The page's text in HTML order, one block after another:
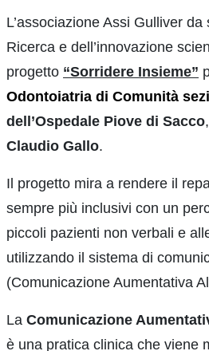
L’associazione Assi Gulliver
Ricerca e dell’innovazione
progetto “Sorridere Insieme”
Odontoiatria di Comunità
dell’Ospedale Piove di Sacco
Claudio Gallo.
Il progetto mira a rendere il
sempre più inclusivi con un
piccoli pazienti non verbali e
utilizzando il sistema di
(Comunicazione Aumentativa
La Comunicazione
è una pratica clinica che viene